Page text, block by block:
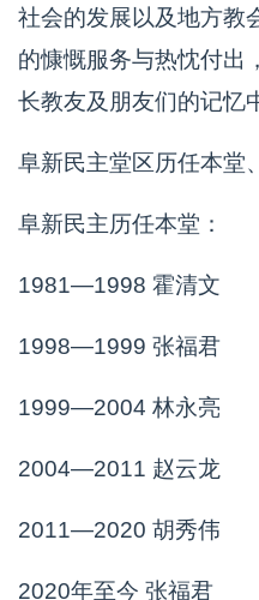
社会的发展以及地方教
的慷慨服务与热忱付出
长教友及朋友们的记忆
阜新民主堂区历任本堂
阜新民主历任本堂：
1981—1998 霍清文
1998—1999 张福君
1999—2004 林永亮
2004—2011 赵云龙
2011—2020 胡秀伟
2020年至今 张福君